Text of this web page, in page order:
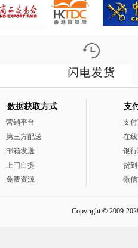
数据获取方式
营销平台
第三方配送
邮箱发送
上门自提
免费资源
支
支
在
银
货
微
Copyright © 2009-